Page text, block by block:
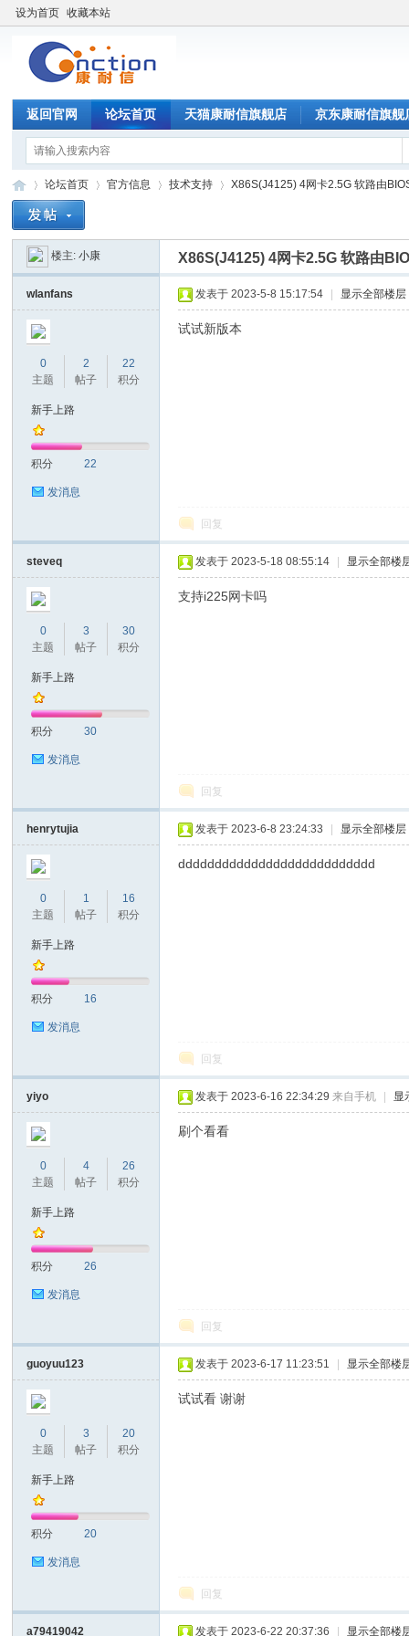
设为首页 收藏本站
返回官网 论坛首页 天猫康耐信旗舰店 京东康耐信旗舰
(C
»
论坛首页
›
官方信息 技术支持
›
X86S(J4125) 4网卡2.5G 软路由
楼主:小康 X86S(J4125) 4网卡2.5G 软路由
wlanfans
0
主题
2
帖子
22
积分
新手上路
积分 22
发消息
发表于 2023-5-8 15:17:54 显示全部楼层
试试新版本
回复
steveq
0
主题
3
帖子
30
积分
新手上路
积分 30
发消息
发表于 2023-5-18 08:55:14 显示全部楼
支持i225网卡吗
回复
henrytujia
0
主题
1
帖子
16
积分
新手上路
积分 16
发消息
发表于 2023-6-8 23:24:33 显示全部楼层
ddddddddddddddddddddddddddd
回复
yiyo
0
主题
4
帖子
26
积分
新手上路
积分 26
发消息
发表于 2023-6-16 22:34:29 来自手机 显
刷个看看
回复
guoyuu123
0
主题
3
帖子
20
积分
新手上路
积分 20
发消息
发表于 2023-6-17 11:23:51 显示全部楼
试试看 谢谢
回复
a79419042 发表于 2023-6-22 20:37:36 显示全部楼